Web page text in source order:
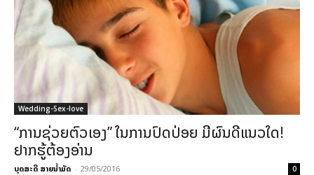
Wedding-Sex-love
“ການຊ່ວຍຕົວເອງ” ໃນການປົດປ່ອຍ ມີຜົນດີແນວໃດ!
ຢາກຮູ້ຕ້ອງອ່ານ
ບຸດສະດີ ສາຍນ້ຳມັດ - 29/05/2016 0